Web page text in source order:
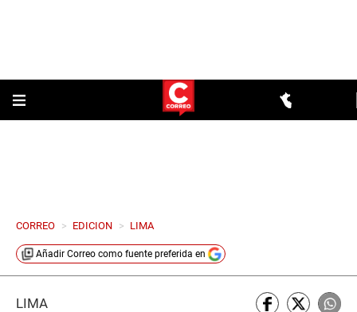
CORREO > EDICION > LIMA
Añadir Correo como fuente preferida en
LIMA